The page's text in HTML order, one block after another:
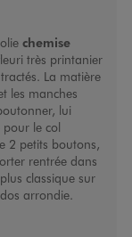
chemise
très printanier
La matière
les manches
lui
le col
2 petits boutons,
rentrée dans
classique sur
arrondie.